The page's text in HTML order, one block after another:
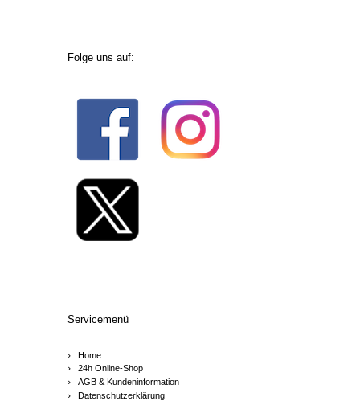
Folge uns auf:
Servicemenü
Home
24h Online-Shop
AGB & Kundeninformation
Datenschutzerklärung